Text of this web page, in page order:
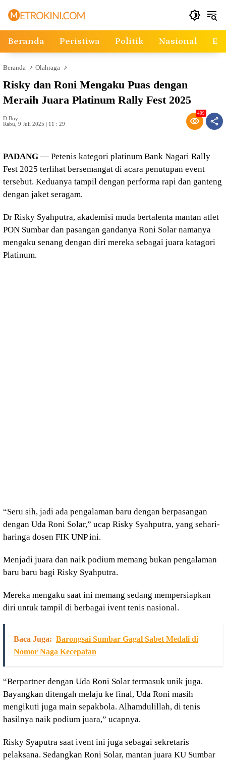
Beranda Peristiwa Politik Nasional
Beranda Olahraga
Risky dan Roni Mengaku Puas dengan
Meraih Juara Platinum Rally Fest 2025
D Boy
Rabu, 9 Juli 2025 | 11 : 29
409
PADANG — Petenis kategori platinum Bank Nagari Rally
Fest 2025 terlihat bersemangat di acara penutupan event
tersebut. Keduanya tampil dengan performa rapi dan ganteng
dengan jaket seragam.
Dr Risky Syahputra, akademisi muda bertalenta mantan atlet
PON Sumbar dan pasangan gandanya Roni Solar namanya
mengaku senang dengan diri mereka sebagai juara katagori
Platinum.
“Seru sih, jadi ada pengalaman baru dengan berpasangan
dengan Uda Roni Solar,” ucap Risky Syahputra, yang sehari-
haringa dosen FIK UNP ini.
Menjadi juara dan naik podium memang bukan pengalaman
baru baru bagi Risky Syahputra.
Mereka mengaku saat ini memang sedang mempersiapkan
diri untuk tampil di berbagai ivent tenis nasional.
Baca Juga: Barongsai Sumbar Gagal Sabet Medali di
Nomor Naga Kecepatan
“Berpartner dengan Uda Roni Solar termasuk unik juga.
Bayangkan ditengah melaju ke final, Uda Roni masih
mengikuti juga main sepakbola. Alhamdulillah, di tenis
hasilnya naik podium juara,” ucapnya.
Risky Syaputra saat ivent ini juga sebagai sekretaris
pelaksana. Sedangkan Roni Solar, mantan juara KU Sumbar